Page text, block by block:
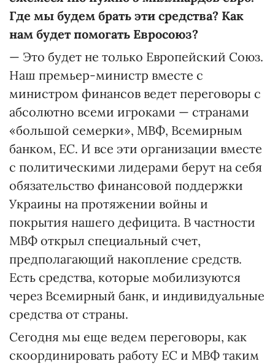
Где мы будем брать эти средства? Как
нам будет помогать Евросоюз?
— Это будет не только Европейский Союз.
Наш премьер-министр вместе с
министром финансов ведет переговоры с
абсолютно всеми игроками — странами
«большой семерки», МВФ, Всемирным
банком, ЕС. И все эти организации вместе
с политическими лидерами берут на себя
обязательство финансовой поддержки
Украины на протяжении войны и
покрытия нашего дефицита. В частности
МВФ открыл специальный счет,
предполагающий накопление средств.
Есть средства, которые мобилизуются
через Всемирный банк, и индивидуальные
средства от страны.
Сегодня мы еще ведем переговоры, как
скоординировать работу ЕС и МВФ таким